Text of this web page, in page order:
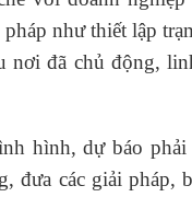
như thiết lập
đã chủ động,
hình, dự báo
đưa các giải pháp,